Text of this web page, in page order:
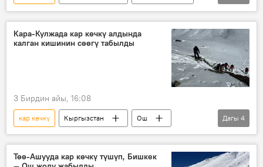
ӨКМ
издөө
Кара-Кулжада кар көчкү алдында
калган кишинин сөөгү табылды
3 Бирдин айы, 16:08
кар көчкү Кыргызстан
Ош
Кара-Кулжа
ӨКМ
куткаруучу
издөө
Дагы 4
Төө-Ашууда кар көчкү түшүп, Бишкек